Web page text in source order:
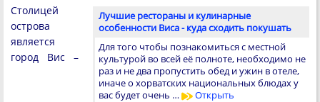
Лучшие рестораны и кулинарные
особенности Виса - куда сходить покушать
Для того чтобы познакомиться с местной
культурой во всей её полноте, необходимо не
раз и не два пропустить обед и ужин в отеле,
иначе о хорватских национальных блюдах у
вас будет очень …
Открыть
Столицей
острова
является
город Вис –